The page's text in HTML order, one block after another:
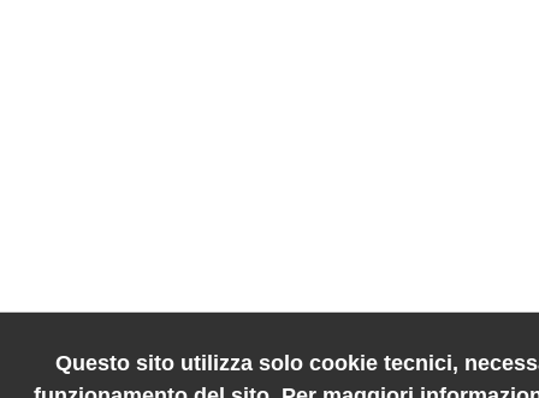
Questo sito utilizza solo cookie tecnici,